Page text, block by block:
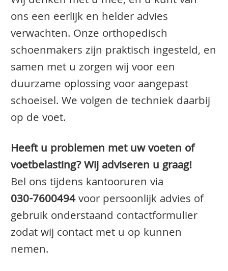
ons een eerlijk en helder advies
verwachten. Onze orthopedisch
schoenmakers zijn praktisch ingesteld, en
samen met u zorgen wij voor een
duurzame oplossing voor aangepast
schoeisel. We volgen de techniek daarbij
op de voet.
Heeft u problemen met uw voeten of
voetbelasting? Wij adviseren u graag!
Bel ons tijdens kantooruren via
030-7600494voor persoonlijk advies of
gebruik onderstaand contactformulier
zodat wij contact met u op kunnen
nemen.